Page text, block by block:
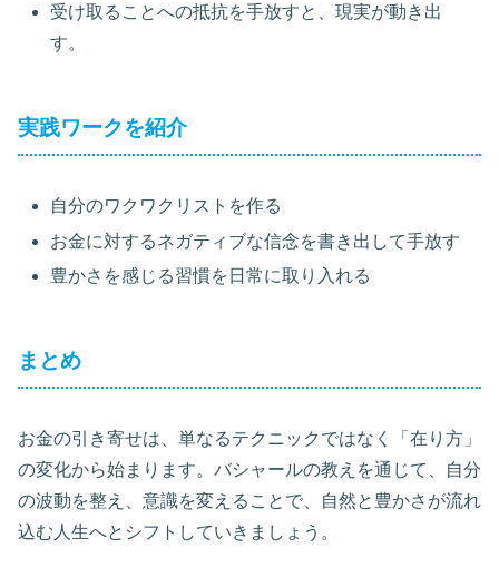
受け取ることへの抵抗を手放すと、現実が動き出
す。
実践ワークを紹介
自分のワクワクリストを作る
お金に対するネガティブな信念を書き出して手放す
豊かさを感じる習慣を日常に取り入れる
まとめ
お金の引き寄せは、単なるテクニックではなく「在り方」
の変化から始まります。バシャールの教えを通じて、自分
の波動を整え、意識を変えることで、自然と豊かさが流れ
込む人生へとシフトしていきましょう。